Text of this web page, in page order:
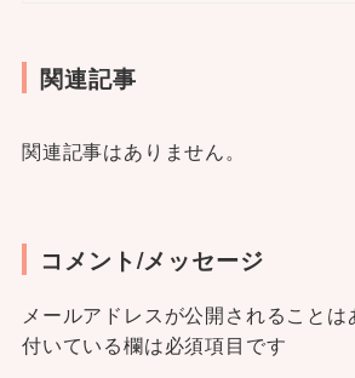
関連記事
関連記事はありません。
コメント/メッセージ
メールアドレスが公開されることは
付いている欄は必須項目です